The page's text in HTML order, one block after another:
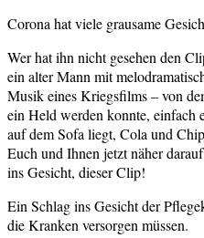
Corona hat viele grausame
Wer hat ihn nicht gesehen den
ein alter Mann mit
Musik eines Kriegsfilms – von
ein Held werden konnte, einfach
auf dem Sofa liegt, Cola und
Euch und Ihnen jetzt näher
ins Gesicht, dieser Clip!
Ein Schlag ins Gesicht der
die Kranken versorgen müssen.